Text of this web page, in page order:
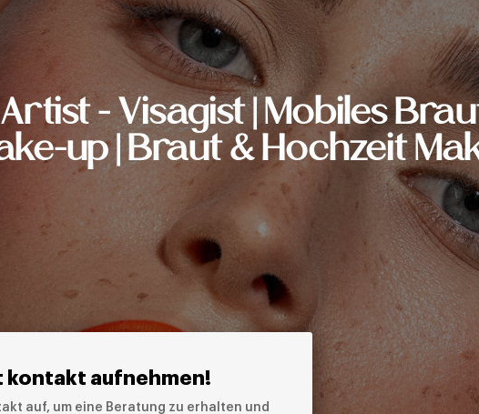
- Visagist | Mobiles
up | Braut & Hochzeit
kontakt aufnehmen!
auf, um eine Beratung zu erhalten und